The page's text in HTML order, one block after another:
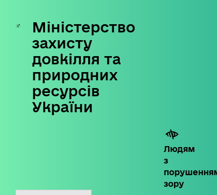
Skip
content
Міністерство
захисту
довкілля та
природних
ресурсів
України
Людям
з
зору